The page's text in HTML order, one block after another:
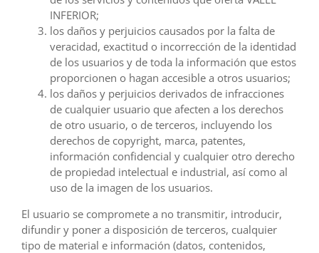
INFERIOR;
los daños y perjuicios causados por la falta de
veracidad, exactitud o incorrección de la identidad
de los usuarios y de toda la información que estos
proporcionen o hagan accesible a otros usuarios;
los daños y perjuicios derivados de infracciones
de cualquier usuario que afecten a los derechos
de otro usuario, o de terceros, incluyendo los
derechos de copyright, marca, patentes,
información confidencial y cualquier otro derecho
de propiedad intelectual e industrial, así como al
uso de la imagen de los usuarios.
El usuario se compromete a no transmitir, introducir,
difundir y poner a disposición de terceros, cualquier
tipo de material e información (datos, contenidos,